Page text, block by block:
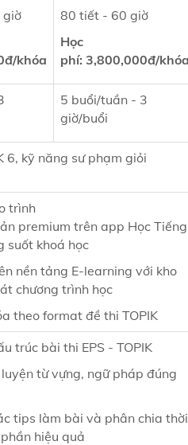
giờ
khóa
80 tiết - 60 giờ
Học
phí: 3,800,000đ/
5 buổi/tuần - 3
giờ/buổi
6, kỹ năng sư phạm giỏi
trình
premium trên app Học Tiếng
suốt khoá học
nền tảng E-learning với kho
chương trình học
theo format đề thi TOPIK
trúc bài thi EPS - TOPIK
từ vựng, ngữ pháp đúng
tips làm bài và phân chia thời
hiệu quả